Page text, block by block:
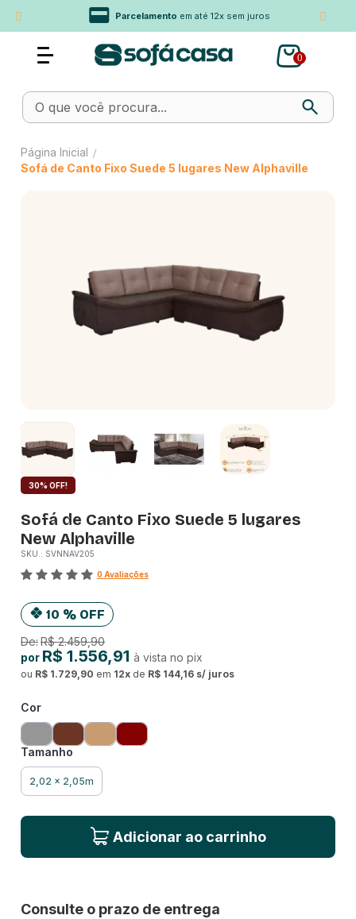
Parcelamento em até 12x sem juros
0
Página Inicial /
Sofá de Canto Fixo Suede 5 lugares New Alphaville
30% OFF!
Sofá de Canto Fixo Suede 5 lugares
New Alphaville
SKU.: SVNNAV205
0 Avaliações
10 % OFF
De:R$ 2.459,90
ou R$ 1.729,90 em 12x de R$ 144,16 s/ juros
por R$ 1.556,91 à vista no pix
Cor
Tamanho
2,02 x 2,05m
Adicionar ao carrinho
Consulte o prazo de entrega